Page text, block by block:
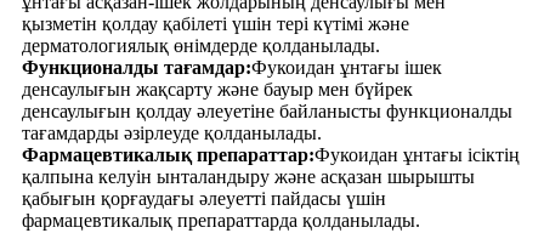
қызметін қолдау қабілеті үшін тері күтімі және
дерматологиялық өнімдерде қолданылады.
Функционалды тағамдар:Фукоидан ұнтағы ішек
денсаулығын жақсарту және бауыр мен бүйрек
денсаулығын қолдау әлеуетіне байланысты функционалды
тағамдарды әзірлеуде қолданылады.
Фармацевтикалық препараттар:Фукоидан ұнтағы ісіктің
қалпына келуін ынталандыру және асқазан шырышты
қабығын қорғаудағы әлеуетті пайдасы үшін
фармацевтикалық препараттарда қолданылады.